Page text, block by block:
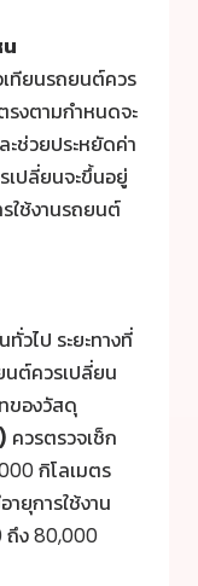
ทียนรถยนต์ควร
งตามกำหนดจะ
ช่วยประหยัดค่า
รเปลี่ยนจะขึ้นอยู่
ใช้งานรถยนต์
วไป ระยะทางที่
นต์ควรเปลี่ยน
ของวัสดุ
ควรตรวจเช็ก
กิโลเมตร
ายุการใช้งาน
ถึง 80,000